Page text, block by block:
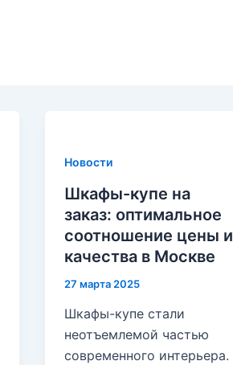
Новости
Шкафы-купе на
заказ: оптимальное
соотношение цены и
качества в Москве
27 марта 2025
Шкафы-купе стали
неотъемлемой частью
современного интерьера.